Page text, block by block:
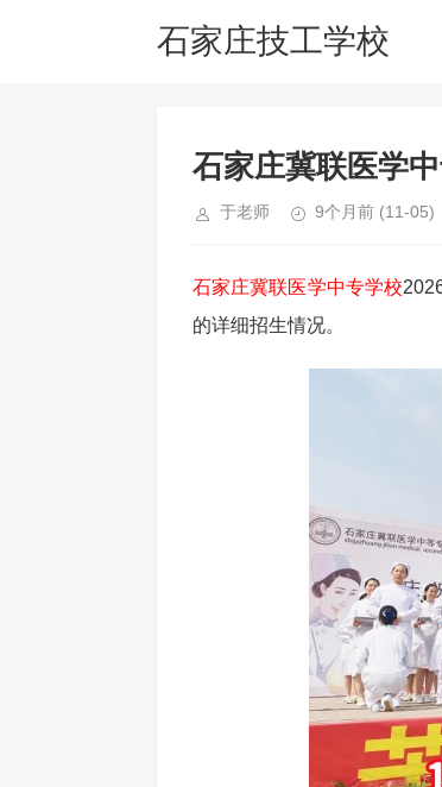
石家庄技工学校
石家庄冀联医学
于老师 9个月前 (11-05)
石家庄冀联医学中专学校
的详细招生情况。